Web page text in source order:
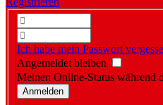
Ich habe mein Passwort
Angemeldet bleiben
Meinen Online-Status während